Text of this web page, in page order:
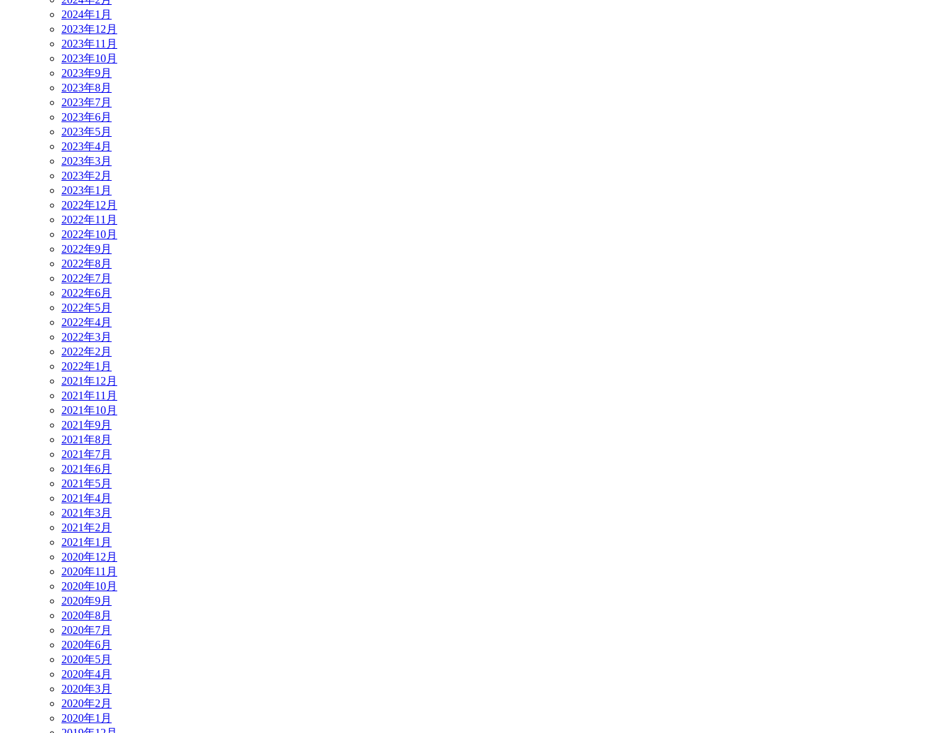
2024年1月
2023年12月
2023年11月
2023年10月
2023年9月
2023年8月
2023年7月
2023年6月
2023年5月
2023年4月
2023年3月
2023年2月
2023年1月
2022年12月
2022年11月
2022年10月
2022年9月
2022年8月
2022年7月
2022年6月
2022年5月
2022年4月
2022年3月
2022年2月
2022年1月
2021年12月
2021年11月
2021年10月
2021年9月
2021年8月
2021年7月
2021年6月
2021年5月
2021年4月
2021年3月
2021年2月
2021年1月
2020年12月
2020年11月
2020年10月
2020年9月
2020年8月
2020年7月
2020年6月
2020年5月
2020年4月
2020年3月
2020年2月
2020年1月